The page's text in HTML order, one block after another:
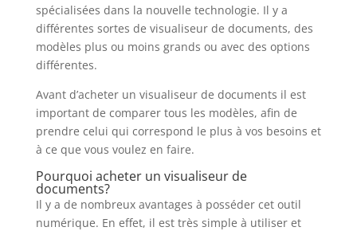
spécialisées dans la nouvelle technologie. Il y a
différentes sortes de visualiseur de documents, des
modèles plus ou moins grands ou avec des options
différentes.
Avant d’acheter un visualiseur de documents il est
important de comparer tous les modèles, afin de
prendre celui qui correspond le plus à vos besoins et
à ce que vous voulez en faire.
Pourquoi acheter un visualiseur de
documents?
Il y a de nombreux avantages à posséder cet outil
numérique. En effet, il est très simple à utiliser et